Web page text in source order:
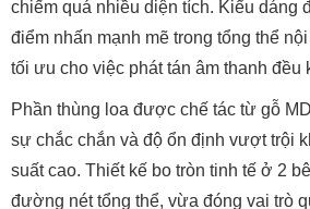
vàng, vừa tăng tính thẩm mỹ, và đảm
truyền tín hiệu chính xác, hạn chế
=>>> Tham khảo thêm:Loa Yamaha